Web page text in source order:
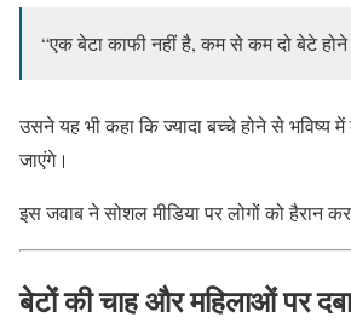
“एक बेटा काफी नहीं है, कम से कम दो बेटे होने
उसने यह भी कहा कि ज्यादा बच्चे होने से भविष्य
जाएंगे।
इस जवाब ने सोशल मीडिया पर लोगों को हैरान कर
बेटों की चाह और महिलाओं पर